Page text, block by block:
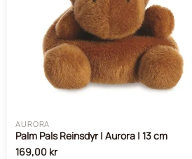
AURORA
Palm Pals Reinsdyr | Aurora | 13 cm
169,00 kr